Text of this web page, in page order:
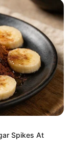
pimenter les
méritent une
PMU
signes les
Spikes At